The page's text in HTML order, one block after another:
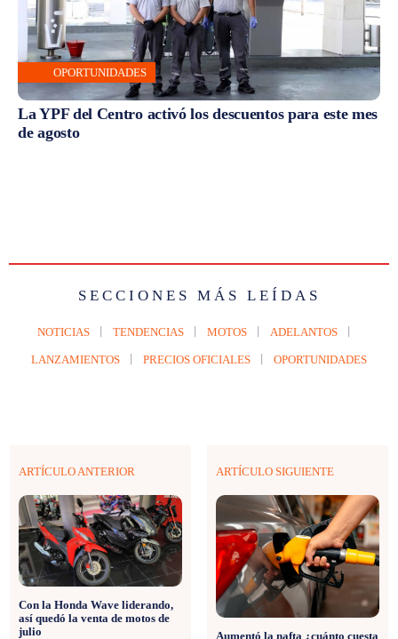
OPORTUNIDADES
La YPF del Centro activó los descuentos para este mes
de agosto
SECCIONES MÁS LEÍDAS
NOTICIAS TENDENCIAS MOTOS ADELANTOS
LANZAMIENTOS PRECIOS OFICIALES OPORTUNIDADES
ARTÍCULO ANTERIOR
Con la Honda Wave liderando,
así quedó la venta de motos de
julio
ARTÍCULO SIGUIENTE
Aumentó la nafta ¿cuánto cuesta